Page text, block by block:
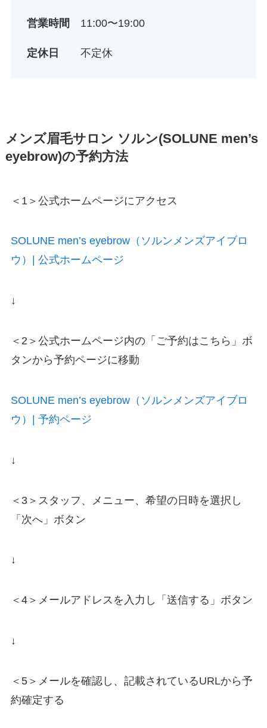
営業時間 11:00〜19:00
定休日 不定休
メンズ眉毛サロン ソルン(SOLUNE men’s
eyebrow)の予約方法
＜1＞公式ホームページにアクセス
SOLUNE men’s eyebrow（ソルンメンズアイブロ
ウ）| 公式ホームページ
↓
＜2＞公式ホームページ内の「ご予約はこちら」ボ
タンから予約ページに移動
SOLUNE men’s eyebrow（ソルンメンズアイブロ
ウ）| 予約ページ
↓
＜3＞スタッフ、メニュー、希望の日時を選択し
「次へ」ボタン
↓
＜4＞メールアドレスを入力し「送信する」ボタン
↓
＜5＞メールを確認し、記載されているURLから予
約確定する